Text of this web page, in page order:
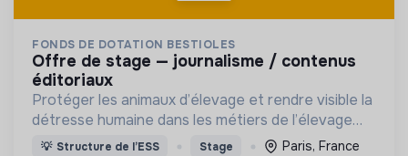
FONDS DE DOTATION BESTIOLES
offre de stage — journalisme / contenus
éditoriaux
Protéger les animaux d’élevage et rendre visible la
détresse humaine dans les métiers de l’élevage
(animaux de rente)
💡 Structure de l’ESS Stage Paris, France